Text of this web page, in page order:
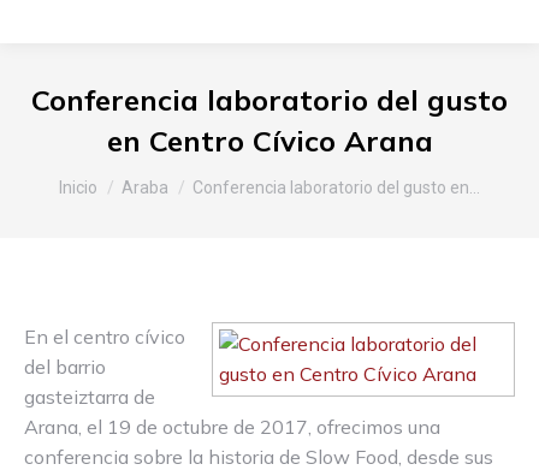
Conferencia laboratorio del gusto
en Centro Cívico Arana
Estás aquí:
Inicio Araba Conferencia laboratorio del gusto en…
En el centro cívico
del barrio
gasteiztarra de
Arana, el 19 de octubre de 2017, ofrecimos una
conferencia sobre la historia de Slow Food, desde sus